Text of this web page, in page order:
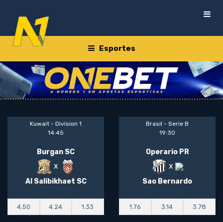
Esportes
Kuwait - Division 1
14:45
Burgan SC
x
Al Salibikhaet SC
4.50 4.24 1.33
Brasil - Serie B
19:30
Operario PR
x
Sao Bernardo
1.76 3.14 3.78